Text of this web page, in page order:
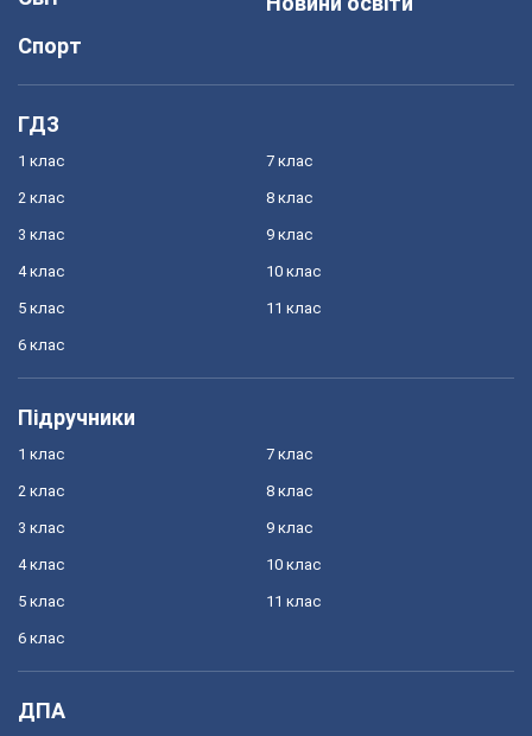
Спорт
ГДЗ
1 клас
2 клас
3 клас
4 клас
5 клас
6 клас
7 клас
8 клас
9 клас
10 клас
11 клас
Підручники
1 клас
2 клас
3 клас
4 клас
5 клас
6 клас
7 клас
8 клас
9 клас
10 клас
11 клас
ДПА